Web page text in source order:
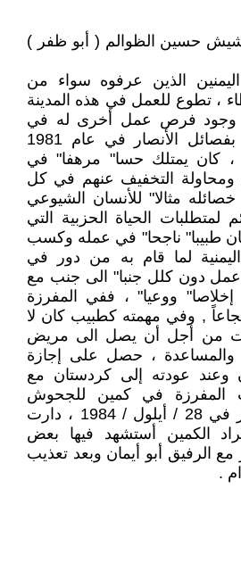
بشيش حسين الظوالم ( أبو ظفر )
الذين عرفوه سواء من
، تطوع للعمل في هذه المدينة
وجود فرص عمل أخرى له في
أماكن أفضل ، إلتحق بفصائل الأنصار في عام 1981
، كان يمتلك حسا" مرهفا" في
ومحاولة التخفيف عنهم في كل
مثالا" للأنسان الشيوعي
لمتطلبات الحياة الحزبية التي
طبيبا" ناجحا" في عمله وكسب
لما قام به من دور في
عمل دون كلل جنبا" الى جنب مع
إخلاصا" ووعيا" ، ففي المفرزة
, وفي مهمته كطبيب كان لا
من أجل أن يصل الى مريض
والمساعدة ، حصل على إجازة
وعند عودته إلى كردستان مع
المفرزة في كمين للجحوش
والجيش عند عبور النهر في 28 / أيلول / 1984 ، دارت
الكمين أستشهد فيها بعض
الرفيق أبو أيمان وبعد تعذيب
.